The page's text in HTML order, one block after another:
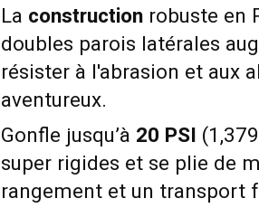
La constructionrobuste en
doubles parois latérales
résister à l'abrasion et aux
aventureux.
Gonfle jusqu’à 20 PSI
super rigides et se plie de
rangement et un transport